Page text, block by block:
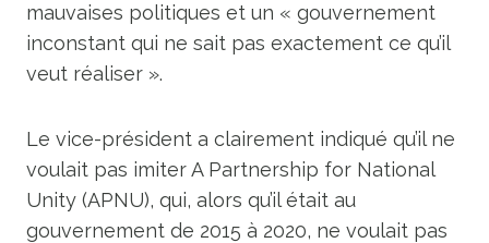
mauvaises politiques et un « gouvernement
inconstant qui ne sait pas exactement ce qu’il
veut réaliser ».
Le vice-président a clairement indiqué qu’il ne
voulait pas imiter A Partnership for National
Unity (APNU), qui, alors qu’il était au
gouvernement de 2015 à 2020, ne voulait pas